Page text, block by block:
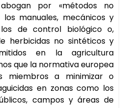
por «métodos no
manuales, mecánicos y
de control biológico o,
herbicidas no sintéticos y
en la agricultura
que la normativa europea
miembros a minimizar o
en zonas como los
campos y áreas de